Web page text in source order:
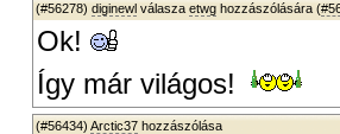
(#56278) diginewl válasza etwg hozzászólására (
Ok!
Így már világos!
(#56434) Arctic37 hozzászólása